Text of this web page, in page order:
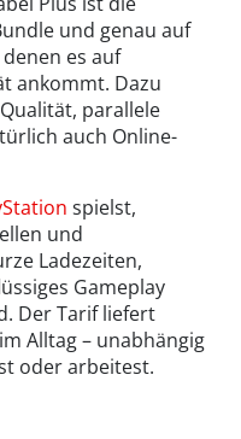
und genau auf
es auf
ankommt. Dazu
parallele
auch Online-
spielst,
und
Ladezeiten,
Gameplay
Der Tarif liefert
Alltag – unabhängig
oder arbeitest.